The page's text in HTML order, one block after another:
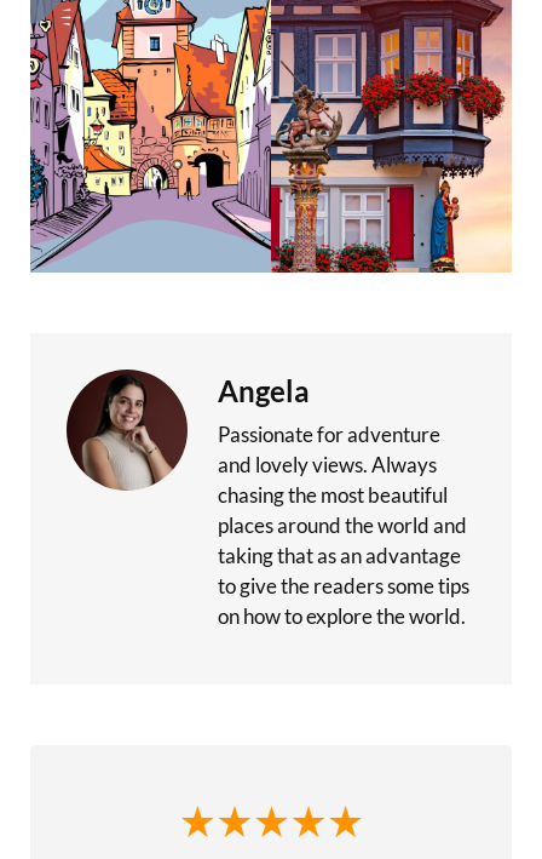
Angela
Passionate for adventure
and lovely views. Always
chasing the most beautiful
places around the world and
taking that as an advantage
to give the readers some tips
on how to explore the world.